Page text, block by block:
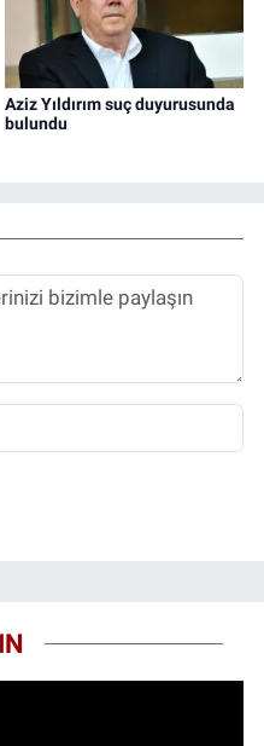
Aziz Yıldırım suç duyurusunda
bulundu